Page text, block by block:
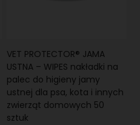
VET PROTECTOR® JAMA
USTNA – WIPES nakładki na
palec do higieny jamy
ustnej dla psa, kota i innych
zwierząt domowych 50
sztuk